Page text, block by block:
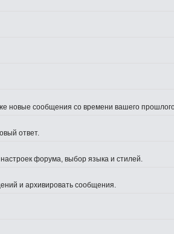
новые сообщения со времени вашего
ответ.
форума, выбор языка и стилей.
и архивировать сообщения.